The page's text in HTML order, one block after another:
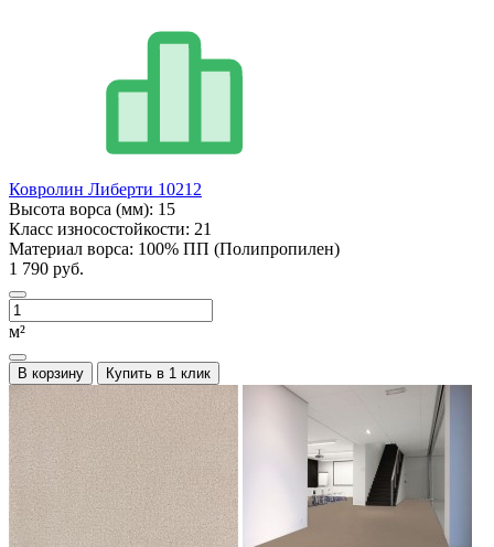
Ковролин Либерти 10212
Высота ворса (мм): 15
Класс износостойкости: 21
Материал ворса: 100% ПП (Полипропилен)
1 790 руб.
м²
В корзину Купить в 1 клик